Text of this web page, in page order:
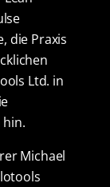
die Praxis
Ltd. in
Michael